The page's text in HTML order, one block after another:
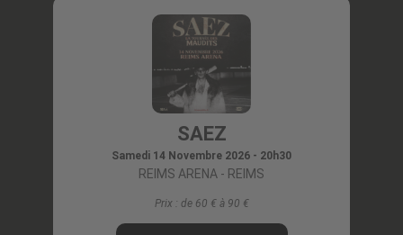
SAEZ
Samedi 14 Novembre 2026 - 20h30
REIMS ARENA - REIMS
Prix : de 60 € à 90